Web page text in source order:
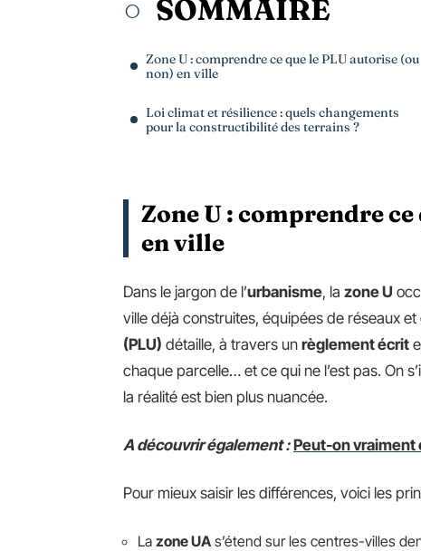
SOMMAIRE
Zone U : comprendre ce que le PLU autorise (ou
non) en ville
Loi climat et résilience : quels changements
pour la constructibilité des terrains ?
Zone U : comprendre
en ville
Dans le jargon de l’urbanisme, la zone U
ville déjà construites, équipées de réseaux
(PLU) détaille, à travers un règlement écrit
chaque parcelle… et ce qui ne l’est pas. On
la réalité est bien plus nuancée.
A découvrir également : Peut-on vraiment
Pour mieux saisir les différences, voici les
La zone UA s’étend sur les centres-villes